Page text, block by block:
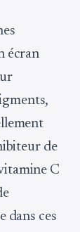
écran
de
C
dans ces